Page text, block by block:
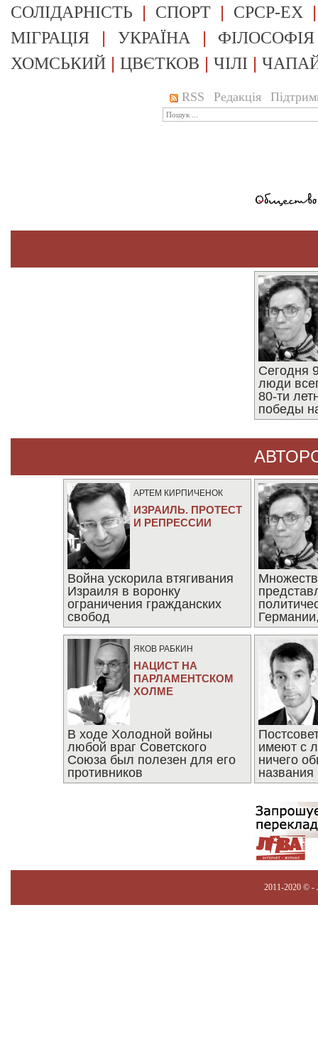
СОЛІДАРНІСТЬ | СПОРТ | СРСР-EX
МІГРАЦІЯ | УКРАЇНА | ФІЛОСОФІЯ
ХОМСЬКИЙ | ЦВЄТКОВ | ЧІЛІ |
RSS Редакція
Сегодня
люди
80-ти
победы
АРТЕМ КИРПИЧЕНОК
ИЗРАИЛЬ. ПРОТЕСТ
И РЕПРЕССИИ
Война ускорила втягивания
Израиля в воронку
ограничения гражданских
свобод
ЯКОВ РАБКИН
НАЦИСТ НА
ПАРЛАМЕНТСКОМ
ХОЛМЕ
В ходе Холодной войны
любой враг Советского
Союза был полезен для его
противников
имеют с
ничего
названия
2011-2020 © -